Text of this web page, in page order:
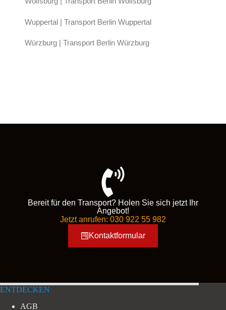
Wuppertal | Transport Berlin Wuppertal
Würzburg | Transport Berlin Würzburg
Bereit für den Transport? Holen Sie sich jetzt Ihr
Angebot!
Jetzt anrufen: 030 922 55 982
Kontaktformular
ENTDECKEN
AGB